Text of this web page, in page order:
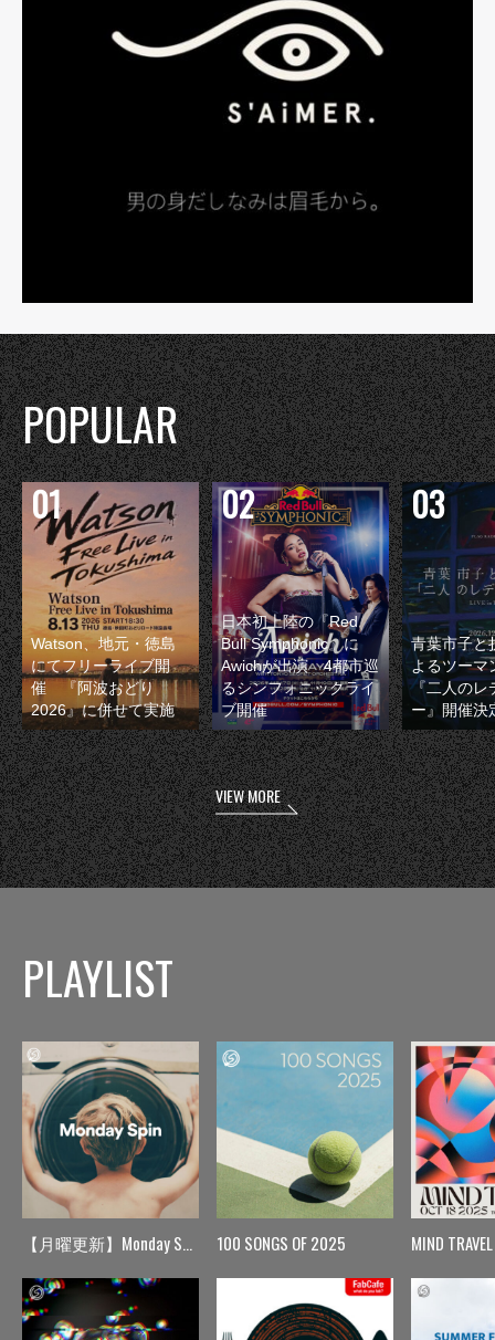
POPULAR
Watson、地元・徳島
にてフリーライブ開
催 『阿波おどり
2026』に併せて実施
日本初上陸の『Red
Bull Symphonic』に
Awichが出演 4都市巡
るシンフォニックライ
ブ開催
青葉市子と
よるツーマ
『二人のレ
ー』開催決
VIEW MORE
PLAYLIST
【月曜更新】Monday Spin 100 SONGS OF 2025 MIND TRAVEL